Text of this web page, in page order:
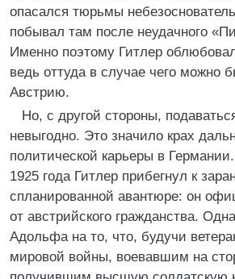
опасался тюрьмы
побывал там после неудачного
Именно поэтому Гитлер
ведь оттуда в случае чего можно
Австрию.
Но, с другой стороны,
невыгодно. Это значило крах
политической карьеры в
1925 года Гитлер прибегнул к
спланированной авантюре: он
от австрийского гражданства.
Адольфа на то, что, будучи
мировой войны, воевавшим на